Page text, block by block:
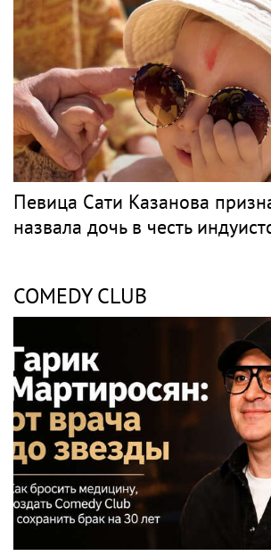
Певица Сати Казанова
назвала дочь в честь
COMEDY CLUB